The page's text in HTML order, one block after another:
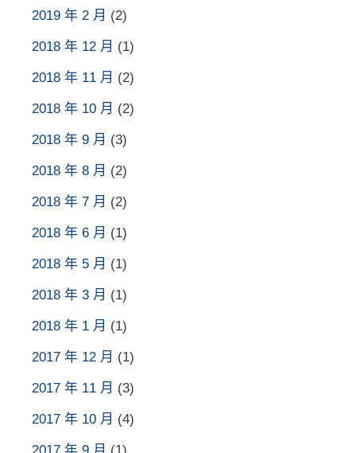
2019 年 2 月 (2)
2018 年 12 月 (1)
2018 年 11 月 (2)
2018 年 10 月 (2)
2018 年 9 月 (3)
2018 年 8 月 (2)
2018 年 7 月 (2)
2018 年 6 月 (1)
2018 年 5 月 (1)
2018 年 3 月 (1)
2018 年 1 月 (1)
2017 年 12 月 (1)
2017 年 11 月 (3)
2017 年 10 月 (4)
2017 年 9 月 (1)